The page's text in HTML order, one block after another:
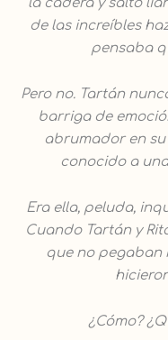
de las increíbles
pensaba
Pero no. Tartán
barriga de
abrumador en su
conocido a
Era ella, peluda,
Cuando Tartán y
que no pegaban
¿Cómo?